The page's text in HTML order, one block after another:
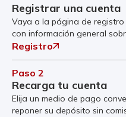
Registrar una cuenta
Vaya a la página de
con información general
Registro
Paso 2
Recarga tu cuenta
Elija un medio de pago
reponer su depósito sin